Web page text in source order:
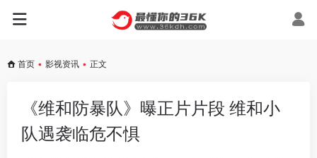
首页 • 影视资讯 • 正文
《维和防暴队》曝正片片段 维和小
队遇袭临危不惧